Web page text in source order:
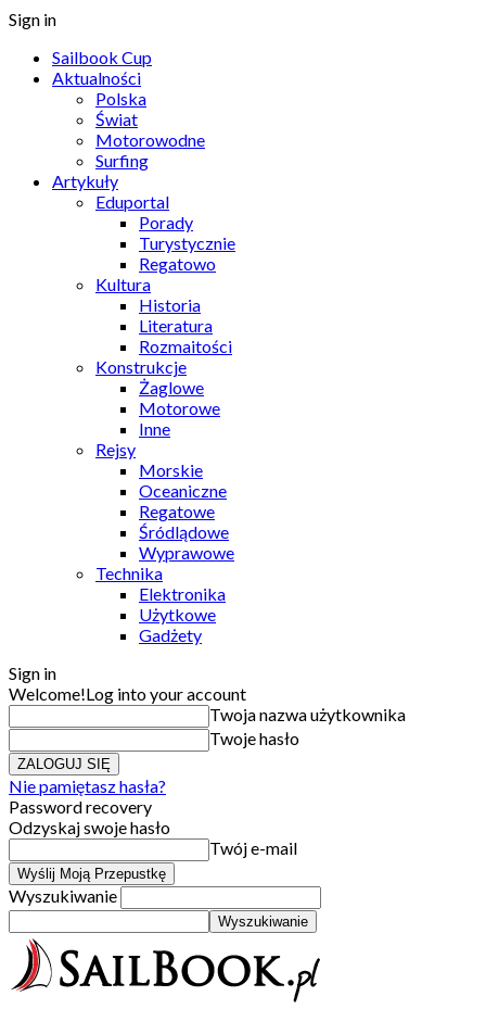
Sign in
Sailbook Cup
Aktualności
Polska
Świat
Motorowodne
Surfing
Artykuły
Eduportal
Porady
Turystycznie
Regatowo
Kultura
Historia
Literatura
Rozmaitości
Konstrukcje
Żaglowe
Motorowe
Inne
Rejsy
Morskie
Oceaniczne
Regatowe
Śródlądowe
Wyprawowe
Technika
Elektronika
Użytkowe
Gadżety
Sign in
Welcome!Log into your account
Twoja nazwa użytkownika
Twoje hasło
Nie pamiętasz hasła?
Password recovery
Odzyskaj swoje hasło
Twój e-mail
Wyszukiwanie